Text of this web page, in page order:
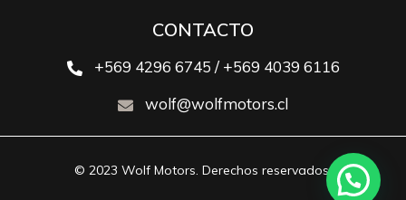
CONTACTO
+569 4296 6745 / +569 4039 6116
wolf@wolfmotors.cl
© 2023 Wolf Motors. Derechos reservados.